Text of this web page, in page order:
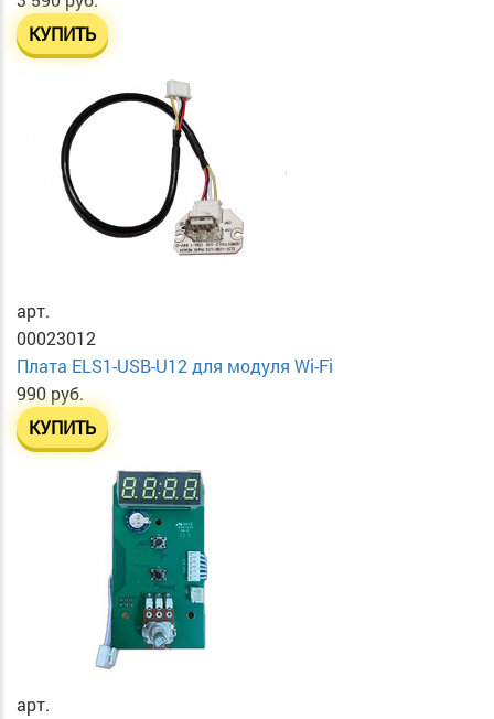
КУПИТЬ
арт.
00023012
Плата ELS1-USB-U12 для модуля Wi-Fi
990 руб.
КУПИТЬ
арт.